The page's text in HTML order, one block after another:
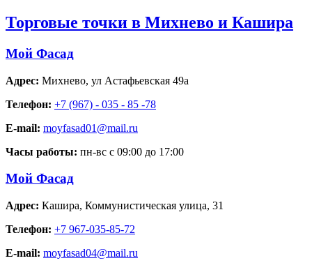
Торговые точки в Михнево и Кашира
Мой Фасад
Адрес: Михнево, ул Астафьевская 49а
Телефон: +7 (967) - 035 - 85 -78
E-mail: moyfasad01@mail.ru
Часы работы: пн-вс с 09:00 до 17:00
Мой Фасад
Адрес: Кашира, Коммунистическая улица, 31
Телефон: +7 967-035-85-72
E-mail: moyfasad04@mail.ru